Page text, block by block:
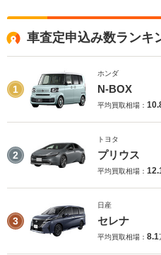
車査定申込み数ランキ
1
ホンダ
N-BOX
平均買取相場：
2
トヨタ
プリウス
平均買取相場：
3
日産
セレナ
平均買取相場： 8.1